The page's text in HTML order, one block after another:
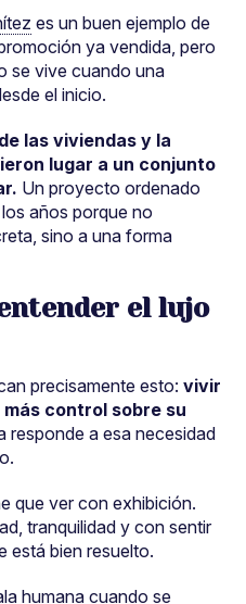
es un buen ejemplo de
ya vendida, pero
se vive cuando una
el inicio.
las viviendas y la
lugar a un conjunto
Un proyecto ordenado
años porque no
sino a una forma
el lujo
precisamente esto:vivir
control sobre su
responde a esa necesidad
que ver con exhibición.
tranquilidad y con sentir
está bien resuelto.
humana cuando se